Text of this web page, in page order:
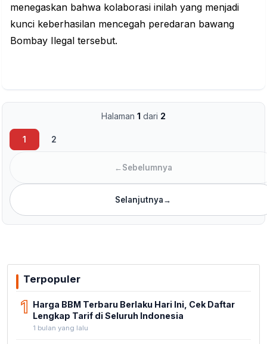
menegaskan bahwa kolaborasi inilah yang menjadi
kunci keberhasilan mencegah peredaran bawang
Bombay Ilegal tersebut.
Halaman 1 dari 2
←Sebelumnya
1 2
Selanjutnya→
Terpopuler
1 Harga BBM Terbaru Berlaku Hari Ini, Cek Daftar
Lengkap Tarif di Seluruh Indonesia
1 bulan yang lalu